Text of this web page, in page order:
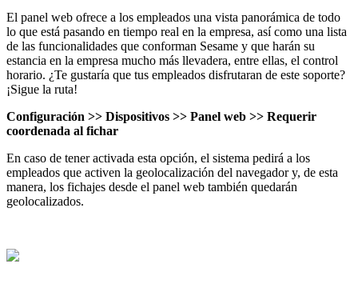
El panel web ofrece a los empleados una vista panorámica de todo
lo que está pasando en tiempo real en la empresa, así como una lista
de las funcionalidades que conforman Sesame y que harán su
estancia en la empresa mucho más llevadera, entre ellas, el control
horario. ¿Te gustaría que tus empleados disfrutaran de este soporte?
¡Sigue la ruta!
Configuración >> Dispositivos >> Panel web >> Requerir
coordenada al fichar
En caso de tener activada esta opción, el sistema pedirá a los
empleados que activen la geolocalización del navegador y, de esta
manera, los fichajes desde el panel web también quedarán
geolocalizados.